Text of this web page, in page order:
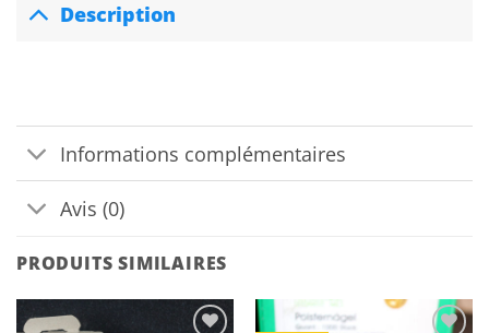
Description
Informations complémentaires
Avis (0)
PRODUITS SIMILAIRES